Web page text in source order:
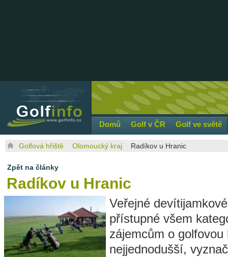
Domů Golf v ČR Golf ve světě
Golfová hřiště Olomoucký kraj Radíkov u Hranic
Zpět na články
Radíkov u Hranic
Veřejné
přístupné všem
zájemcům o
nejjednodušší,